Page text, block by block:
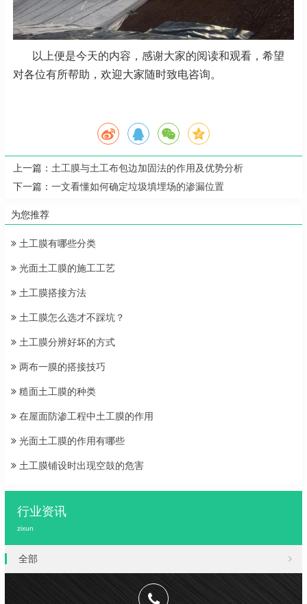
以上便是今天的内容，感谢大家的阅读和观看，希望
对各位有所帮助，欢迎大家随时致电咨询。
上一篇： 土工膜与土工布包边加固法的作用及优势分析
下一篇： 一文看懂如何确定垃圾填埋场的渗漏位置
为您推荐
土工膜有哪些分类
光面土工膜的施工工艺
土工膜搭接方法
土工膜怎么选才不踩坑？
土工膜分辨好坏的方式
两布一膜的搭接技巧
糙面土工膜的种类
在屋面防渗工程中土工膜的作用
光面土工膜的作用有哪些
土工膜铺设时出现空鼓的危害
行业资讯
zixun
全部